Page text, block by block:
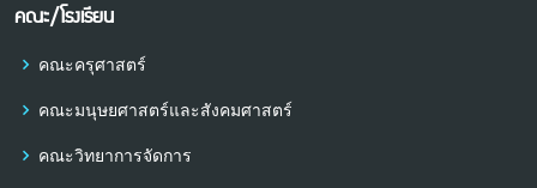
คณะ/โรงเรียน
คณะครุศาสตร์
คณะมนุษยศาสตร์และสังคมศาสตร์
คณะวิทยาการจัดการ